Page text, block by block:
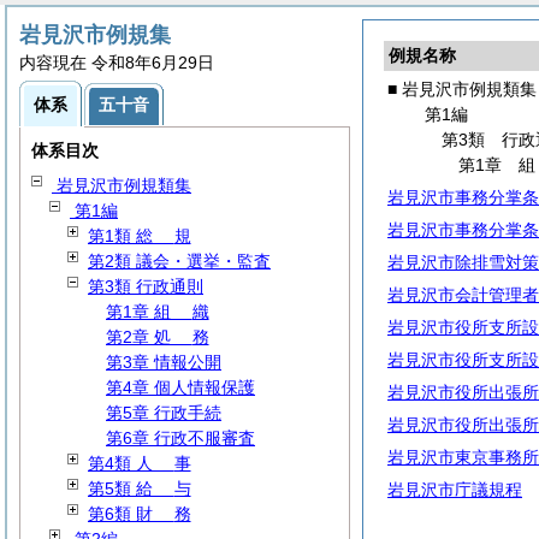
例規名称
■ 岩見沢市例規類集
第1編
第3類 行政
第1章
岩見沢市事務分掌条
岩見沢市事務分掌
岩見沢市除排雪対
岩見沢市会計管理
岩見沢市役所支所
岩見沢市役所支所
岩見沢市役所出張
岩見沢市役所出張
岩見沢市東京事務
岩見沢市庁議規程
岩見沢市例規集
内容現在 令和8年6月29日
体系 五十音
体系目次
岩見沢市例規類集
第1編
第1類 総 規
第2類 議会・選挙・監査
第3類 行政通則
第1章 組 織
第2章 処 務
第3章 情報公開
第4章 個人情報保護
第5章 行政手続
第6章 行政不服審査
第4類 人 事
第5類 給 与
第6類 財 務